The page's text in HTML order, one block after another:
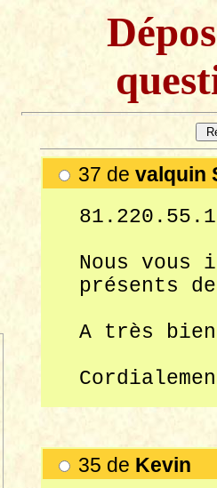
37 de valquin
Nous vous
présents
A très
35 de Kevin